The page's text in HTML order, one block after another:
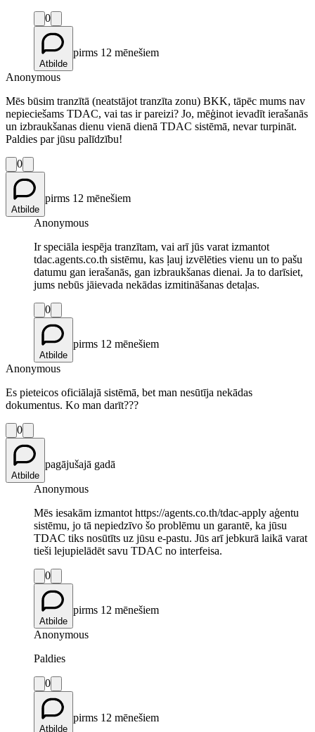
0
Atbilde
pirms 12 mēnešiem
Anonymous
Mēs būsim tranzītā (neatstājot tranzīta zonu) BKK, tāpēc mums nav
nepieciešams TDAC, vai tas ir pareizi? Jo, mēģinot ievadīt ierašanās
un izbraukšanas dienu vienā dienā TDAC sistēmā, nevar turpināt.
Paldies par jūsu palīdzību!
0
Atbilde
pirms 12 mēnešiem
Anonymous
Ir speciāla iespēja tranzītam, vai arī jūs varat izmantot
tdac.agents.co.th sistēmu, kas ļauj izvēlēties vienu un to pašu
datumu gan ierašanās, gan izbraukšanas dienai. Ja to darīsiet,
jums nebūs jāievada nekādas izmitināšanas detaļas.
0
Atbilde
pirms 12 mēnešiem
Anonymous
Es pieteicos oficiālajā sistēmā, bet man nesūtīja nekādas
dokumentus. Ko man darīt???
0
Atbilde
pagājušajā gadā
Anonymous
Mēs iesakām izmantot https://agents.co.th/tdac-apply aģentu
sistēmu, jo tā nepiedzīvo šo problēmu un garantē, ka jūsu
TDAC tiks nosūtīts uz jūsu e-pastu. Jūs arī jebkurā laikā varat
tieši lejupielādēt savu TDAC no interfeisa.
0
Atbilde
pirms 12 mēnešiem
Anonymous
Paldies
0
Atbilde
pirms 12 mēnešiem